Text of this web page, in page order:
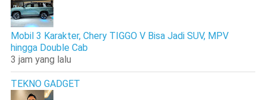
Mobil 3 Karakter, Chery TIGGO V Bisa Jadi SUV, MPV
hingga Double Cab
3 jam yang lalu
TEKNO GADGET